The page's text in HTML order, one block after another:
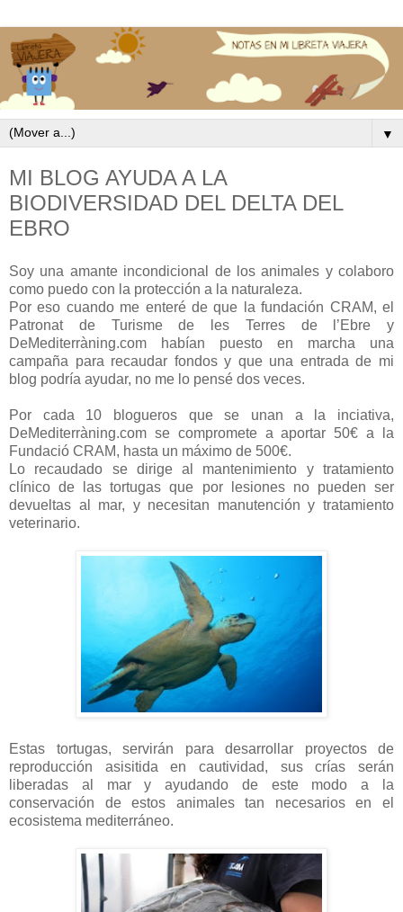
▼
MI BLOG AYUDA A LA
BIODIVERSIDAD DEL DELTA DEL
EBRO
Soy una amante incondicional de los animales y colaboro
como puedo con la protección a la naturaleza.
Por eso cuando me enteré de que la fundación CRAM, el
Patronat de Turisme de les Terres de l’Ebre y
DeMediterràning.com habían puesto en marcha una
campaña para recaudar fondos y que una entrada de mi
blog podría ayudar, no me lo pensé dos veces.
Por cada 10 blogueros que se unan a la inciativa,
DeMediterràning.com se compromete a aportar 50€ a la
Fundació CRAM, hasta un máximo de 500€.
Lo recaudado se dirige al mantenimiento y tratamiento
clínico de las tortugas que por lesiones no pueden ser
devueltas al mar, y necesitan manutención y tratamiento
veterinario.
Estas tortugas, servirán para desarrollar proyectos de
reproducción asisitida en cautividad, sus crías serán
liberadas al mar y ayudando de este modo a la
conservación de estos animales tan necesarios en el
ecosistema mediterráneo.